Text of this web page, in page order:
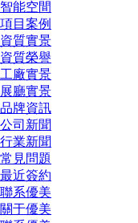
智能空間
項目案例
資質實景
資質榮譽
工廠實景
展廳實景
品牌資訊
公司新聞
行業新聞
常見問題
最近簽約
聯系優美
關于優美